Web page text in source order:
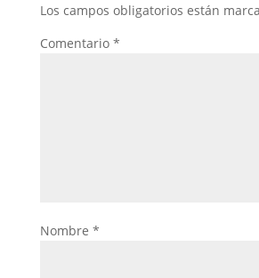
Los campos obligatorios están
Comentario *
Nombre *